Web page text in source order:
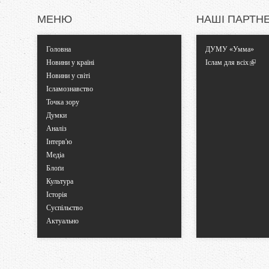
иМЕНЮ
Головна
Новини у країні
Новини у світі
Ісламознавство
Точка зору
Думки
Аналіз
Інтерв'ю
Медіа
Блоґи
Культура
Історія
Суспільство
Актуально
НАШІ
ДУМУ «Умма»
Іслам для всіх